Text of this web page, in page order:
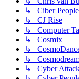
↳ Ciber People
↳ CJ Rise
↳ Computer
↳ Cosmix
↳
↳
↳ Cyber